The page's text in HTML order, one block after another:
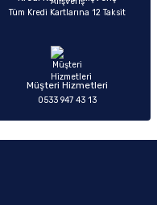
Tüm Kredi Kartlarına 12 Taksit
Müşteri Hizmetleri
0533 947 43 13